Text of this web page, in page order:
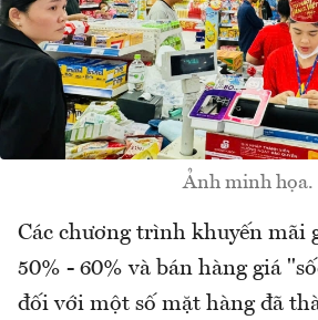
Ảnh minh họa.
Các chương trình khuyến mãi
50% - 60% và bán hàng giá
đối với một số mặt hàng đã